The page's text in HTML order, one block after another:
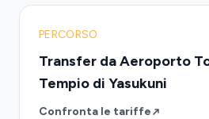
PERCORSO
Transfer da Aeroporto
Tempio di Yasukuni
Confronta le tariffe